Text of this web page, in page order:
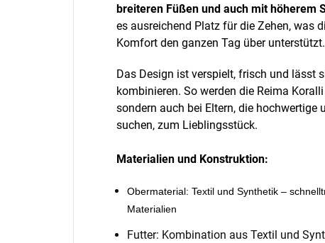
breiteren Füßen und auch mit höherem
es ausreichend Platz für die Zehen, was
Komfort den ganzen Tag über unterstützt.
Das Design ist verspielt, frisch und lässt
kombinieren. So werden die Reima
sondern auch bei Eltern, die hochwertige
suchen, zum Lieblingsstück.
Materialien und Konstruktion:
Obermaterial: Textil und Synthetik –
Materialien
Futter: Kombination aus Textil und